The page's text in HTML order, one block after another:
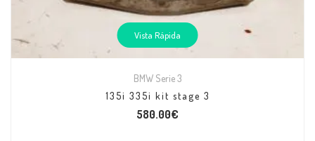
Vista Rápida
BMW Serie 3
135i 335i kit stage 3
580.00€